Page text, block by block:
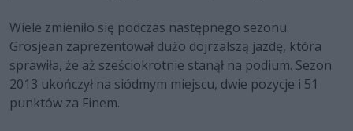
Wiele zmieniło się podczas następnego sezonu.
Grosjean zaprezentował dużo dojrzalszą jazdę, która
sprawiła, że aż sześciokrotnie stanął na podium. Sezon
2013 ukończył na siódmym miejscu, dwie pozycje i 51
punktów za Finem.